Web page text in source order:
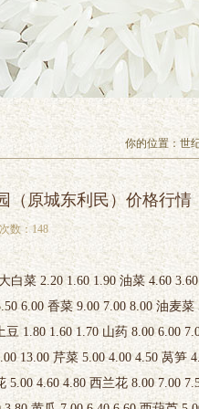
你的位置： 世
（原城东利民）价格行情
数：148
菜 2.20 1.60 1.90 油菜 4.60
6.00 香菜 9.00 7.00 8.00 油麦菜
1.80 1.60 1.70 山药 8.00 6.00
13.00 芹菜 5.00 4.00 4.50 莴笋
5.00 4.60 4.80 西兰花 8.00 7.00